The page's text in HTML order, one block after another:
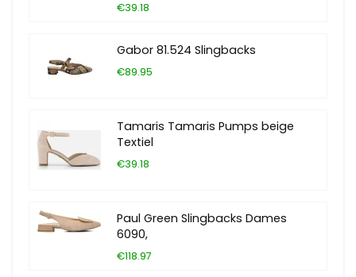
€39.18
Gabor 81.524 Slingbacks
€89.95
Tamaris Tamaris Pumps beige
Textiel
€39.18
Paul Green Slingbacks Dames
6090,
€118.97